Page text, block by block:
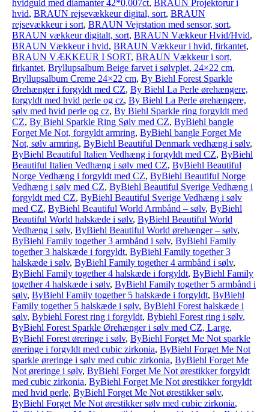
hvidguld med diamanter 42*0,007ct, BRAUN Projektorur i
hvid, BRAUN rejsevækkeur digital, sort, BRAUN
rejsevækkeur i sort, BRAUN Vejrstation med sensor, sort,
BRAUN vækkeur digitalt, sort, BRAUN Vækkeur Hvid/Hvid,
BRAUN Vækkeur i hvid, BRAUN Vækkeur i hvid, firkantet,
BRAUN VÆKKEUR I SORT, BRAUN Vækkeur i sort,
firkantet, Bryllupsalbum Beige farvet i sølvplet, 24×22 cm,
Bryllupsalbum Creme 24×22 cm, By Biehl Forest Sparkle
Ørehænger i forgyldt med CZ, By Biehl La Perle ørehængere,
forgyldt med hvid perle og cz, By Biehl La Perle ørehængere,
sølv med hvid perle og cz, By Biehl Sparkle ring forgyldt med
CZ, By Biehl Sparkle Ring Sølv med CZ, ByBiehl bangle
Forget Me Not, forgyldt armring, ByBiehl bangle Forget Me
Not, sølv armring, ByBiehl Beautiful Denmark vedhæng i sølv,
ByBiehl Beautiful Italien Vedhæng i forgyldt med CZ, ByBiehl
Beautiful Italien Vedhæng i sølv med CZ, ByBiehl Beautiful
Norge Vedhæng i forgyldt med CZ, ByBiehl Beautiful Norge
Vedhæng i sølv med CZ, ByBiehl Beautiful Sverige Vedhæng i
forgyldt med CZ, ByBiehl Beautiful Sverige Vedhæng i sølv
med CZ, ByBiehl Beautiful World Armbånd – sølv, ByBiehl
Beautiful World halskæde i sølv, ByBiehl Beautiful World
Vedhæng i sølv, ByBiehl Beautiful World ørehænger – sølv,
ByBiehl Family together 3 armbånd i sølv, ByBiehl Family
together 3 halskæde i forgyldt, ByBiehl Family together 3
halskæde i sølv, ByBiehl Family together 4 armbånd i sølv,
ByBiehl Family together 4 halskæde i forgyldt, ByBiehl Family
together 4 halskæde i sølv, ByBiehl Family together 5 armbånd i
sølv, ByBiehl Family together 5 halskæde i forgyldt, ByBiehl
Family together 5 halskæde i sølv, ByBiehl Forest halskæde i
sølv, Bybiehl Forest ring i forgyldt, Bybiehl Forest ring i sølv,
ByBiehl Forest Sparkle Ørehænger i sølv med CZ, Large,
ByBiehl Forest øreringe i sølv, ByBiehl Forget Me Not sparkle
øreringe i forgyldt med cubic zirkonia, ByBiehl Forget Me Not
sparkle øreringe i sølv med cubic zirkonia, ByBiehl Forget Me
Not øreringe i sølv, ByBiehl Forget Me Not ørestikker forgyldt
med cubic zirkonia, ByBiehl Forget Me Not ørestikker forgyldt
med hvid perle, ByBiehl Forget Me Not ørestikker sølv,
ByBiehl Forget Me Not ørestikker sølv med cubic zirkonia,